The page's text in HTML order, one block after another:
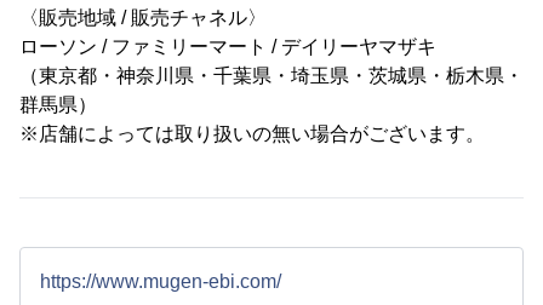
〈販売地域 / 販売チャネル〉
ローソン / ファミリーマート / デイリーヤマザキ
（東京都・神奈川県・千葉県・埼玉県・茨城県・栃木県・
群馬県）
※店舗によっては取り扱いの無い場合がございます。
https://www.mugen-ebi.com/